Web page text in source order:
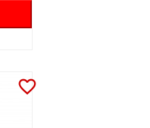
favorite_border